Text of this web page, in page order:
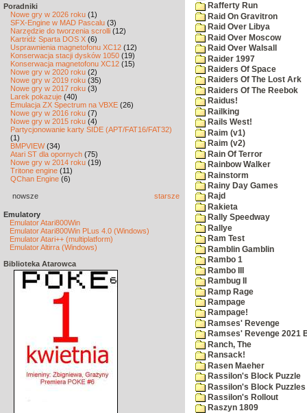
Poradniki
Nowe gry w 2026 roku (1)
SFX-Engine w MAD Pascalu (3)
Narzędzie do tworzenia scrolli (12)
Kartridż Sparta DOS X (6)
Usprawnienia magnetofonu XC12 (12)
Konserwacja stacji dysków 1050 (19)
Konserwacja magnetofonu XC12 (15)
Nowe gry w 2020 roku (2)
Nowe gry w 2019 roku (35)
Nowe gry w 2017 roku (3)
Larek pokazuje (40)
Emulacja ZX Spectrum na VBXE (26)
Nowe gry w 2016 roku (7)
Nowe gry w 2015 roku (4)
Partycjonowanie karty SIDE (APT/FAT16/FAT32)
(1)
BMPVIEW(34)
Atari ST dla opornych (75)
Nowe gry w 2014 roku (19)
Tritone engine (11)
QChan Engine (6)
nowsze starsze
Emulatory
Emulator Atari800Win
Emulator Atari800Win PLus 4.0 (Windows)
Emulator Atari++ (multiplatform)
Emulator Altirra (Windows)
Biblioteka Atarowca
Rafferty Run
Raid On Gravitron
Raid Over Libya
Raid Over Moscow
Raid Over Walsall
Raider 1997
Raiders Of Space
Raiders Of The Lost Ark
Raiders Of The Reebok
Raidus!
Railking
Rails West!
Raim (v1)
Raim (v2)
Rain Of Terror
Rainbow Walker
Rainstorm
Rainy Day Games
Rajd
Rakieta
Rally Speedway
Rallye
Ram Test
Ramblin Gamblin
Rambo 1
Rambo III
Rambug II
Ramp Rage
Rampage
Rampage!
Ramses' Revenge
Ramses' Revenge 2021
Ranch, The
Ransack!
Rasen Maeher
Rassilon's Block Puzzle
Rassilon's Block Puzzles
Rassilon's Rollout
Raszyn 1809